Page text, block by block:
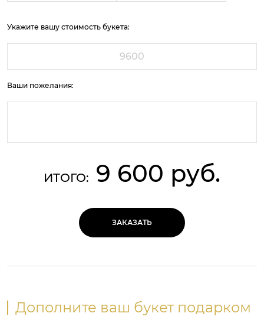
Укажите вашу стоимость букета:
Ваши пожелания:
ИТОГО: 9 600 руб.
ЗАКАЗАТЬ
Дополните ваш букет подарком